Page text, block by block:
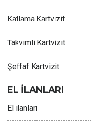
Katlama Kartvizit
Takvimli Kartvizit
Şeffaf Kartvizit
EL İLANLARI
El ilanları